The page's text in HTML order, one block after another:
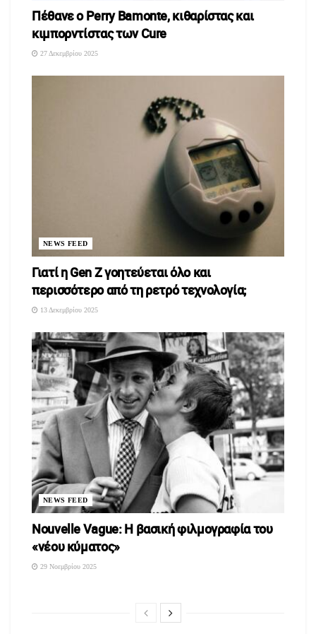
Πέθανε ο Perry Bamonte, κιθαρίστας και
κιμπορντίστας των Cure
27 Δεκεμβρίου 2025
NEWS FEED
Γιατί η Gen Z γοητεύεται όλο και
περισσότερο από τη ρετρό τεχνολογία;
13 Δεκεμβρίου 2025
NEWS FEED
Nouvelle Vague: Η βασική φιλμογραφία του
«νέου κύματος»
29 Νοεμβρίου 2025